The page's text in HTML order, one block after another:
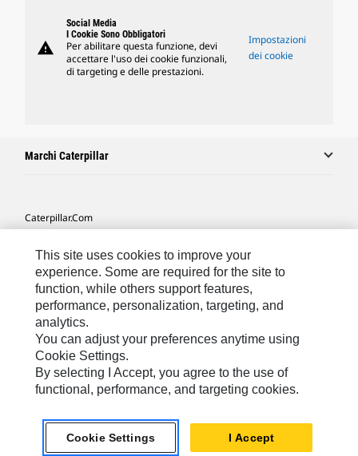
warning
Social Media
I Cookie Sono Obbligatori
Per abilitare questa funzione, devi
accettare l'uso dei cookie funzionali,
di targeting e delle prestazioni.
Impostazioni
dei cookie
Marchi Caterpillar
Caterpillar.com
Le Mie Preferenze Di Marketing
Mappa Del Sito
Cookie Settings
Informazioni Legali
Tutela Della Privacy
Europe - Italian© 2026 Caterpillar. Tutti i diritti riservati.
This site uses cookies to improve your
experience. Some are required for the site to
function, while others support features,
performance, personalization, targeting, and
analytics.
You can adjust your preferences anytime using
Cookie Settings.
By selecting I Accept, you agree to the use of
functional, performance, and targeting cookies.
Cookie Settings I Accept